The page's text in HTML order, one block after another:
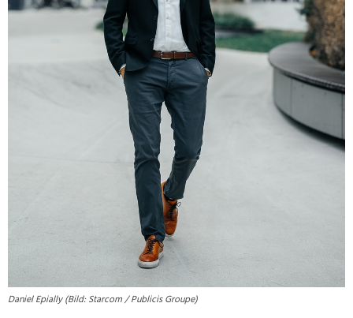
Daniel Epially (Bild: Starcom / Publicis Groupe)